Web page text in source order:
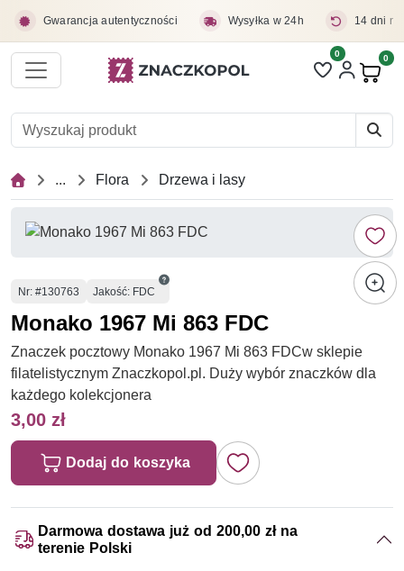
Gwarancja autentyczności Wysyłka w 24h 14 dni
Liczba pozycji
0 0
... Flora Drzewa i lasy
Numer
Nr: #130763 Jakość: FDC
Monako 1967 Mi 863 FDC
Znaczek pocztowy Monako 1967 Mi 863 FDCw sklepie
filatelistycznym Znaczkopol.pl. Duży wybór znaczków dla
każdego kolekcjonera
3,00 zł
Dodaj do koszyka
Darmowa dostawa już od 200,00 zł na
terenie Polski